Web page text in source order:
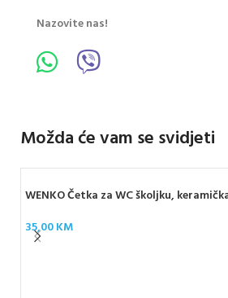
Nazovite nas!
Možda će vam se svidjeti
WENKO Četka za WC školjku,
35,00KM